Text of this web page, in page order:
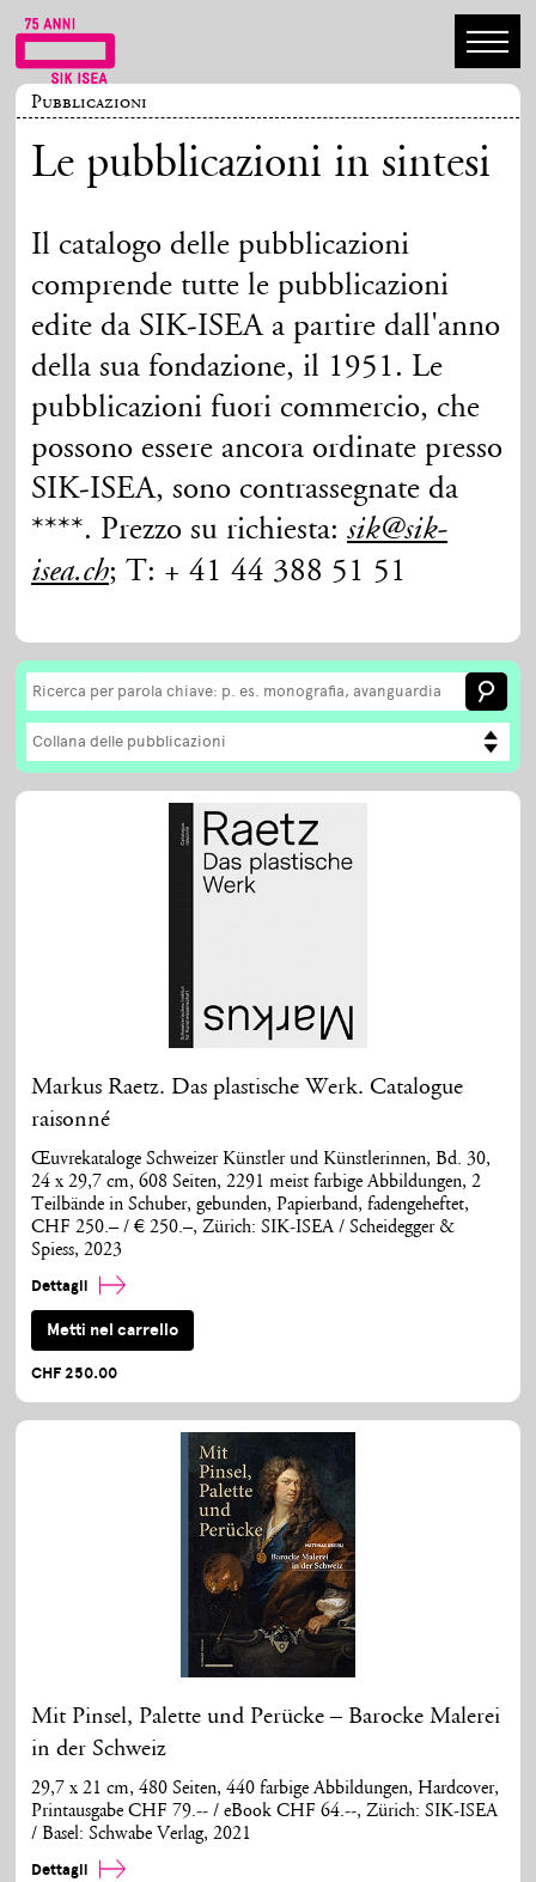
Pubblicazioni
Le pubblicazioni in sintesi
Il catalogo delle pubblicazioni
comprende tutte le pubblicazioni
edite da SIK-ISEA a partire dall'anno
della sua fondazione, il 1951. Le
pubblicazioni fuori commercio, che
possono essere ancora ordinate presso
SIK-ISEA, sono contrassegnate da
****. Prezzo su richiesta:sik@sik-
isea.ch; T: + 41 44 388 51 51
Collana delle pubblicazioni
Markus Raetz. Das plastische Werk. Catalogue
raisonné
Œuvrekataloge Schweizer Künstler und Künstlerinnen, Bd. 30,
24 x 29,7 cm, 608 Seiten, 2291 meist farbige Abbildungen, 2
Teilbände in Schuber, gebunden, Papierband, fadengeheftet,
CHF 250.– / € 250.–, Zürich: SIK-ISEA / Scheidegger &
Spiess, 2023
Dettagli
Metti nel carrello
CHF 250.00
Mit Pinsel, Palette und Perücke – Barocke Malerei
in der Schweiz
29,7 x 21 cm, 480 Seiten, 440 farbige Abbildungen, Hardcover,
Printausgabe CHF 79.-- / eBook CHF 64.--, Zürich: SIK-ISEA
/ Basel: Schwabe Verlag, 2021
Dettagli